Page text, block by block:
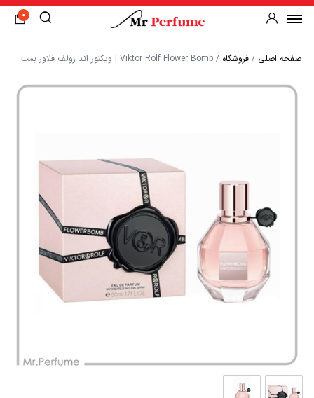
0
صفحه اصلی / فروشگاه / Viktor Rolf Flower Bomb | ویکتور اند رولف فلاور بمب